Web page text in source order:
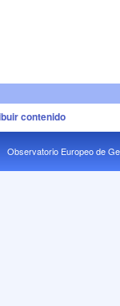
Observatorio Europeo de